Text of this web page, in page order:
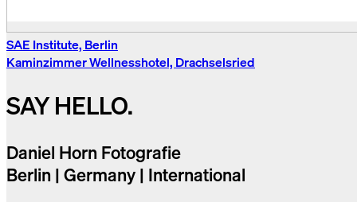
SAE Institute, Berlin
Kaminzimmer Wellnesshotel, Drachselsried
SAY HELLO.
Daniel Horn Fotografie
Berlin | Germany | International